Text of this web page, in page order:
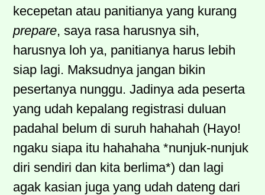
kecepetan atau panitianya yang kurang
prepare, saya rasa harusnya sih,
harusnya loh ya, panitianya harus lebih
siap lagi. Maksudnya jangan bikin
pesertanya nunggu. Jadinya ada peserta
yang udah kepalang registrasi duluan
padahal belum di suruh hahahah (Hayo!
ngaku siapa itu hahahaha *nunjuk-nunjuk
diri sendiri dan kita berlima*) dan lagi
agak kasian juga yang udah dateng dari